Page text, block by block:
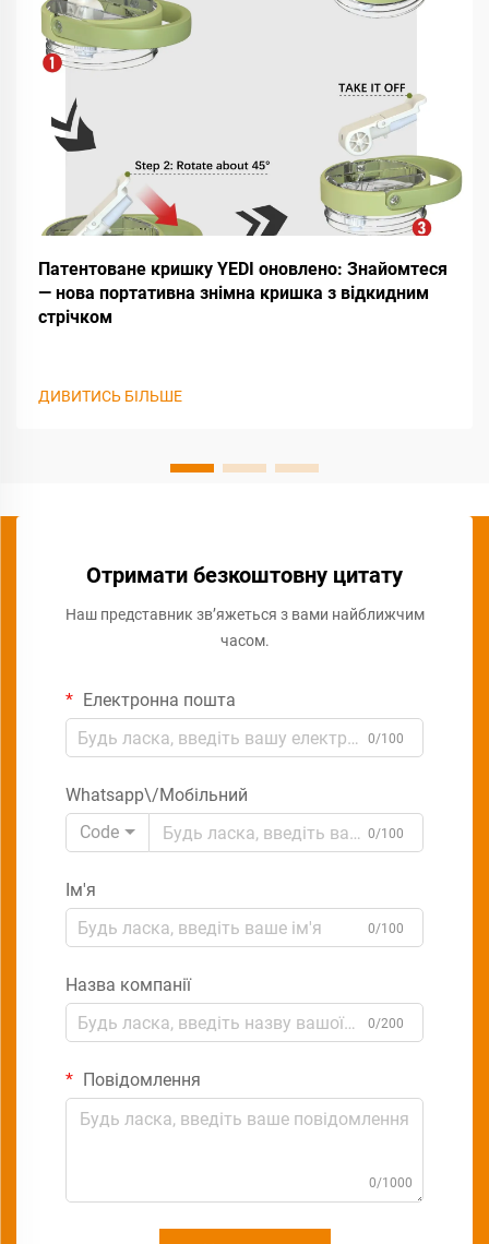
Патентоване кришку YEDI оновлено: Знайомтеся
— нова портативна знімна кришка з відкидним
стрічком
ДИВИТИСЬ БІЛЬШЕ
Отримати безкоштовну цитату
Наш представник зв’яжеться з вами найближчим
часом.
Електронна пошта
0/100
Whatsapp\/Мобільний
Code
0/100
Ім'я
0/100
Назва компанії
0/200
Повідомлення
0/1000